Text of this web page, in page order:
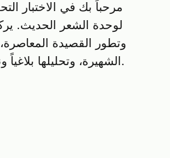
مرحباً بك في الاختبار
لوحدة الشعر الحديث.
وتطور القصيدة
الشهيرة، وتحليلها بلاغياً ونحوياً وفق المنهج المقرر.